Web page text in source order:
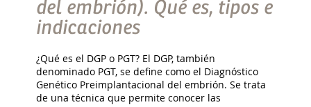
del embrión). Qué es, tipos e
indicaciones
¿Qué es el DGP o PGT? El DGP, también
denominado PGT, se define como el Diagnóstico
Genético Preimplantacional del embrión. Se trata
de una técnica que permite conocer las